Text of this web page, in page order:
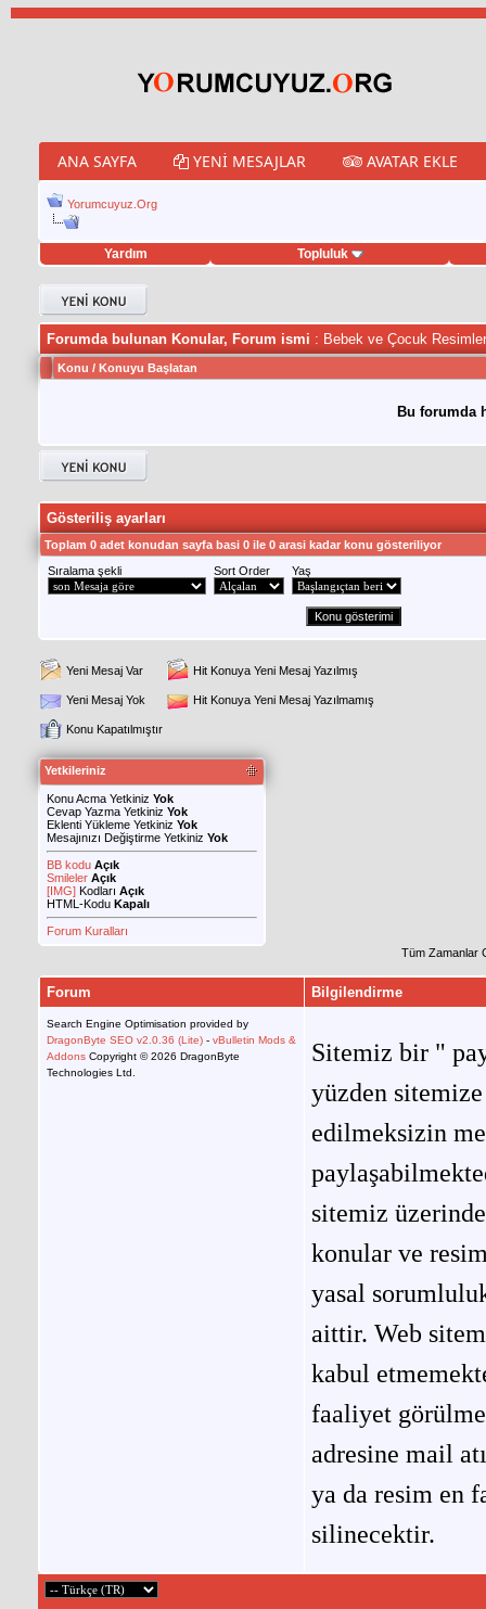
ANA SAYFA YENI MESAJLAR AVATAR EKLE
Yorumcuyuz.Org
Yardım Topluluk
izle twitter retweet hilesi
Forumda bulunan Konular, Forum ismi : Bebek ve Çocuk
Konu / Konuyu Başlatan
Bu forumda
Gösteriliş ayarları
Toplam 0 adet konudan sayfa basi 0 ile 0 arasi kadar konu gösteriliyor
Sıralama şekli
Sort Order Yaş
Yeni Mesaj Var Hit Konuya Yeni Mesaj Yazılmış
Yeni Mesaj Yok Hit Konuya Yeni Mesaj Yazılmamış
Konu Kapatılmıştır
Yetkileriniz
Konu Acma Yetkiniz Yok
Cevap Yazma Yetkiniz Yok
Eklenti Yükleme Yetkiniz Yok
Mesajınızı Değiştirme Yetkiniz Yok
BB kodu Açık
Smileler Açık
[IMG] Kodları Açık
HTML-Kodu Kapalı
Forum Kuralları
Tüm Zamanlar
Forum Bilgilendirme
Search Engine Optimisation provided by
DragonByte SEO v2.0.36 (Lite) - vBulletin Mods &
Addons Copyright © 2026 DragonByte
Technologies Ltd.
Sitemiz bir "
yüzden
edilmeksizin
sitemiz
konular ve
yasal
aittir. Web
kabul
faaliyet
adresine mail
ya da resim en
silinecektir.